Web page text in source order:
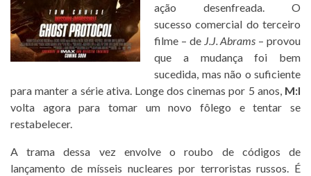
ação desenfreada. O
sucesso comercial do terceiro
filme – de J.J. Abrams – provou
que a mudança foi bem
sucedida, mas não o suficiente
para manter a série ativa. Longe dos cinemas por 5 anos, M:I
volta agora para tomar um novo fôlego e tentar se
restabelecer.
A trama dessa vez envolve o roubo de códigos de
lançamento de mísseis nucleares por terroristas russos. É